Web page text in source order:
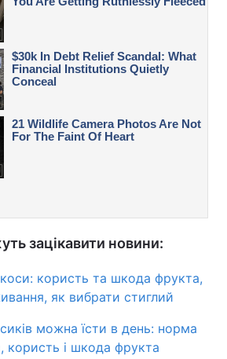
зацікавити новини:
користь та шкода фрукта,
як вибрати стиглий
можна їсти в день: норма
користь і шкода фрукта